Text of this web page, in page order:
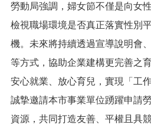
站
安
政
策
隱
私
權
勞動局強調，婦女節不僅是向女
檢視職場環境是否真正落實性別
機。未來將持續透過宣導說明會
等方式，協助企業建構更完善之
安心就業、放心育兒，實現「工
誠摯邀請本市事業單位踴躍申請
資源，共同打造友善、平權且具